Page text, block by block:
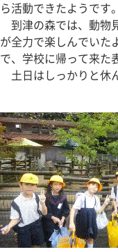
ら活動できたようです。
到津の森では、動物
が全力で楽しんでいた
で、学校に帰って来た
土日はしっかりと休